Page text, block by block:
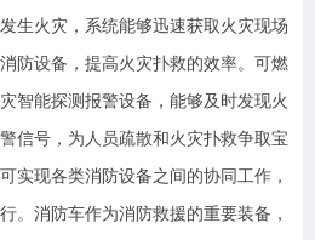
生火灾，系统能够迅速获取火灾现场
防设备，提高火灾扑救的效率。可燃
智能探测报警设备，能够及时发现火
信号，为人员疏散和火灾扑救争取宝
实现各类消防设备之间的协同工作，
。消防车作为消防救援的重要装备，